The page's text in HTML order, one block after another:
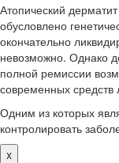
Атопический
обусловлено
окончательно
невозможно. Однако
полной ремиссии
современных средств
Одним из которых
контролировать
x